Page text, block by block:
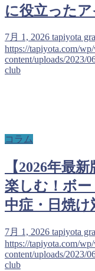
に役立った
7月 1, 2026 tapiyota
https://tapiyota.com/
content/uploads/2023/
club
コラム
【2026年最
楽しむ！ボ
中症・日焼け
7月 1, 2026 tapiyota
https://tapiyota.com/
content/uploads/2023/
club